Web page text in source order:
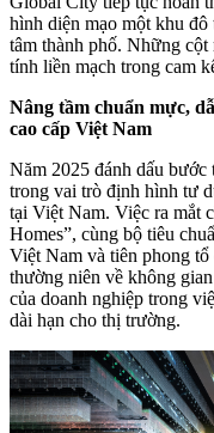
hình diện mạo một khu
tâm thành phố. Những
tính liền mạch trong cam
Nâng tầm chuẩn mực,
cao cấp Việt Nam
Năm 2025 đánh dấu bước
trong vai trò định hình tư
tại Việt Nam. Việc ra mắt
Homes”, cùng bộ tiêu
Việt Nam và tiên phong
thường niên về không
của doanh nghiệp trong
dài hạn cho thị trường.